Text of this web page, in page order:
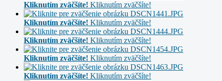
Kliknutím zväčšíte! Kliknutím zväčšíte!
Kliknutím zväčšíte! Kliknutím zväčšíte!
Kliknutím zväčšíte! Kliknutím zväčšíte!
Kliknutím zväčšíte! Kliknutím zväčšíte!
Kliknutím zväčšíte! Kliknutím zväčšíte!